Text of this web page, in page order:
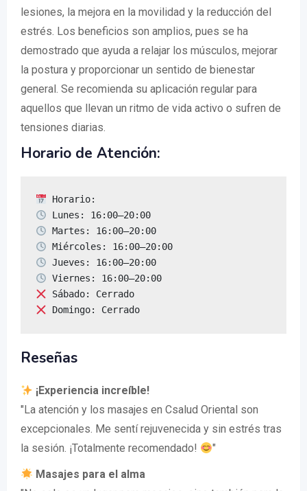
lesiones, la mejora en la movilidad y la reducción del
estrés. Los beneficios son amplios, pues se ha
demostrado que ayuda a relajar los músculos, mejorar
la postura y proporcionar un sentido de bienestar
general. Se recomienda su aplicación regular para
aquellos que llevan un ritmo de vida activo o sufren de
tensiones diarias.
Horario de Atención:
Domingo: Cerrado
Reseñas
¡Experiencia increíble!
"La atención y los masajes en Csalud Oriental son
excepcionales. Me sentí rejuvenecida y sin estrés tras
la sesión. ¡Totalmente recomendado!
"
Masajes para el alma